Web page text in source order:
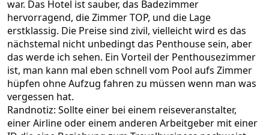
war. Das Hotel ist sauber, das Badezimmer
hervorragend, die Zimmer TOP, und die Lage
erstklassig. Die Preise sind zivil, vielleicht wird es das
nächstemal nicht unbedingt das Penthouse sein, aber
das werde ich sehen. Ein Vorteil der Penthousezimmer
ist, man kann mal eben schnell vom Pool aufs Zimmer
hüpfen ohne Aufzug fahren zu müssen wenn man was
vergessen hat.
Randnotiz: Sollte einer bei einem reiseveranstalter,
einer Airline oder einem anderen Arbeitgeber mit einer